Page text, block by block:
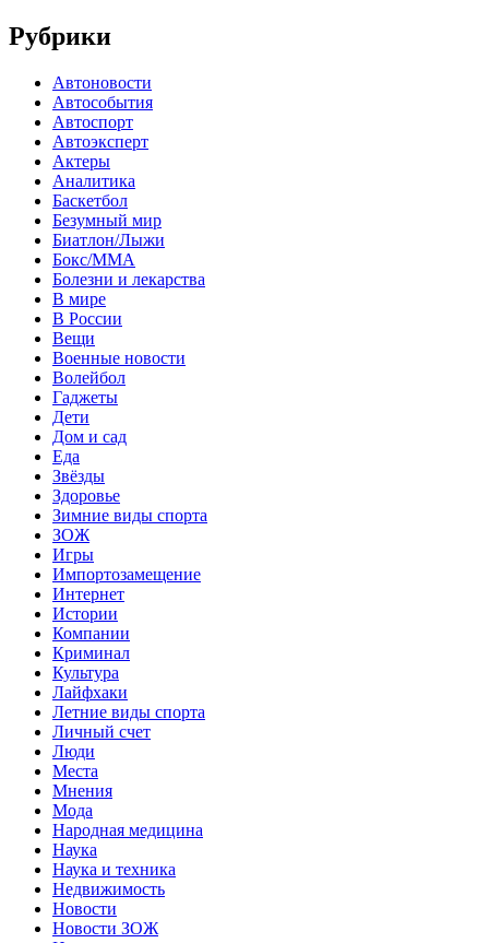
Рубрики
Автоновости
Автособытия
Автоспорт
Автоэксперт
Актеры
Аналитика
Баскетбол
Безумный мир
Биатлон/Лыжи
Бокс/MMA
Болезни и лекарства
В мире
В России
Вещи
Военные новости
Волейбол
Гаджеты
Дети
Дом и сад
Еда
Звёзды
Здоровье
Зимние виды спорта
ЗОЖ
Игры
Импортозамещение
Интернет
Истории
Компании
Криминал
Культура
Лайфхаки
Летние виды спорта
Личный счет
Люди
Места
Мнения
Мода
Народная медицина
Наука
Наука и техника
Недвижимость
Новости
Новости ЗОЖ